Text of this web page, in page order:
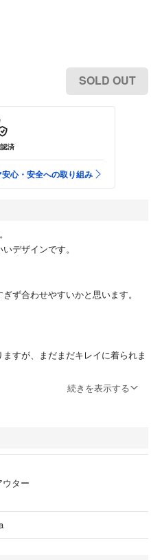
SOLD OUT
済
安心・安全への取り組み
デザインです。
ず合わせやすいかと思います。
すが、まだまだキレイに着られま
続きを表示する
ター